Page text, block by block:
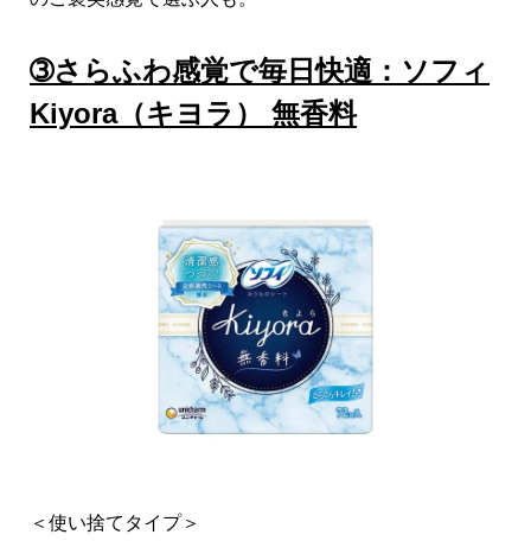
➂さらふわ感覚で毎日快適：ソフィ
Kiyora（キヨラ） 無香料
＜使い捨てタイプ＞